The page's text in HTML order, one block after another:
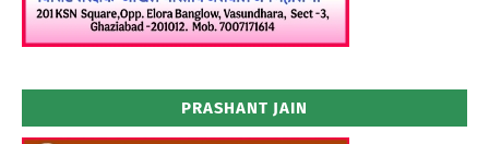
PRASHANT JAIN